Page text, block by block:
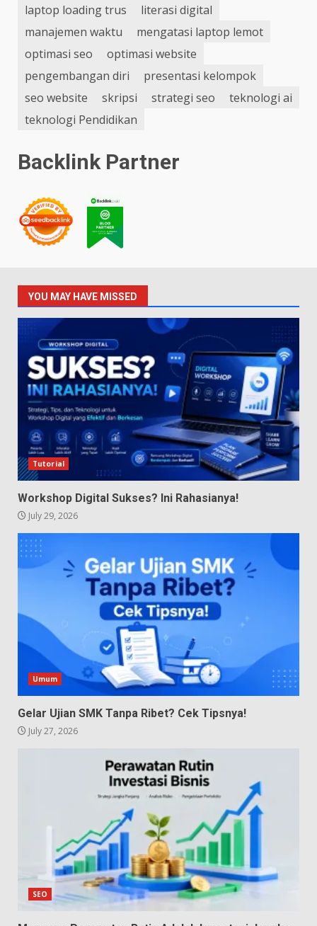
laptop loading trus
literasi digital
manajemen waktu
mengatasi laptop lemot
optimasi seo
optimasi website
pengembangan diri
presentasi kelompok
seo website
skripsi strategi seo
teknologi ai
teknologi Pendidikan
Backlink Partner
YOU MAY HAVE MISSED
Tutorial
Workshop Digital Sukses? Ini Rahasianya!
July 29, 2026
Umum
Gelar Ujian SMK Tanpa Ribet? Cek Tipsnya!
July 27, 2026
SEO